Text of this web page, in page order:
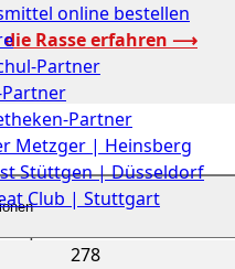
online bestellen
Partner
Partner
Metzger | Heinsberg
Stüttgen | Düsseldorf
Club | Stuttgart
die Rasse erfahren ⟶
278